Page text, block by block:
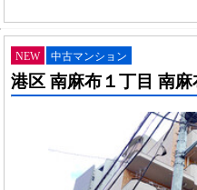
NEW 中古マンション
港区 南麻布１丁目 南